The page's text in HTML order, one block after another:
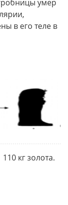
умер
в его теле в
кг золота.